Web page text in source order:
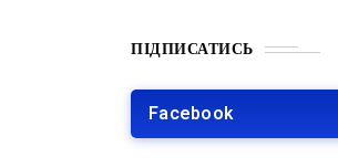
ПІДПИСАТИСЬ
Facebook